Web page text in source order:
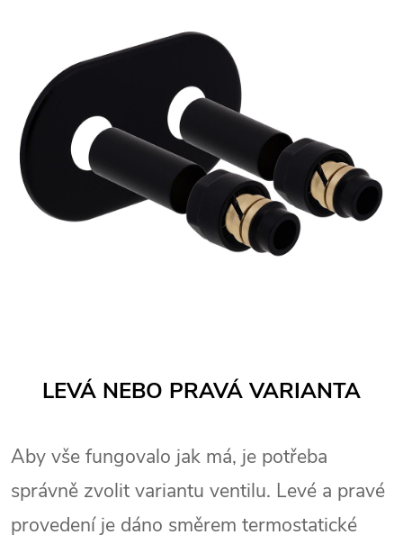
LEVÁ NEBO PRAVÁ VARIANTA
Aby vše fungovalo jak má, je potřeba
správně zvolit variantu ventilu. Levé a pravé
provedení je dáno směrem termostatické